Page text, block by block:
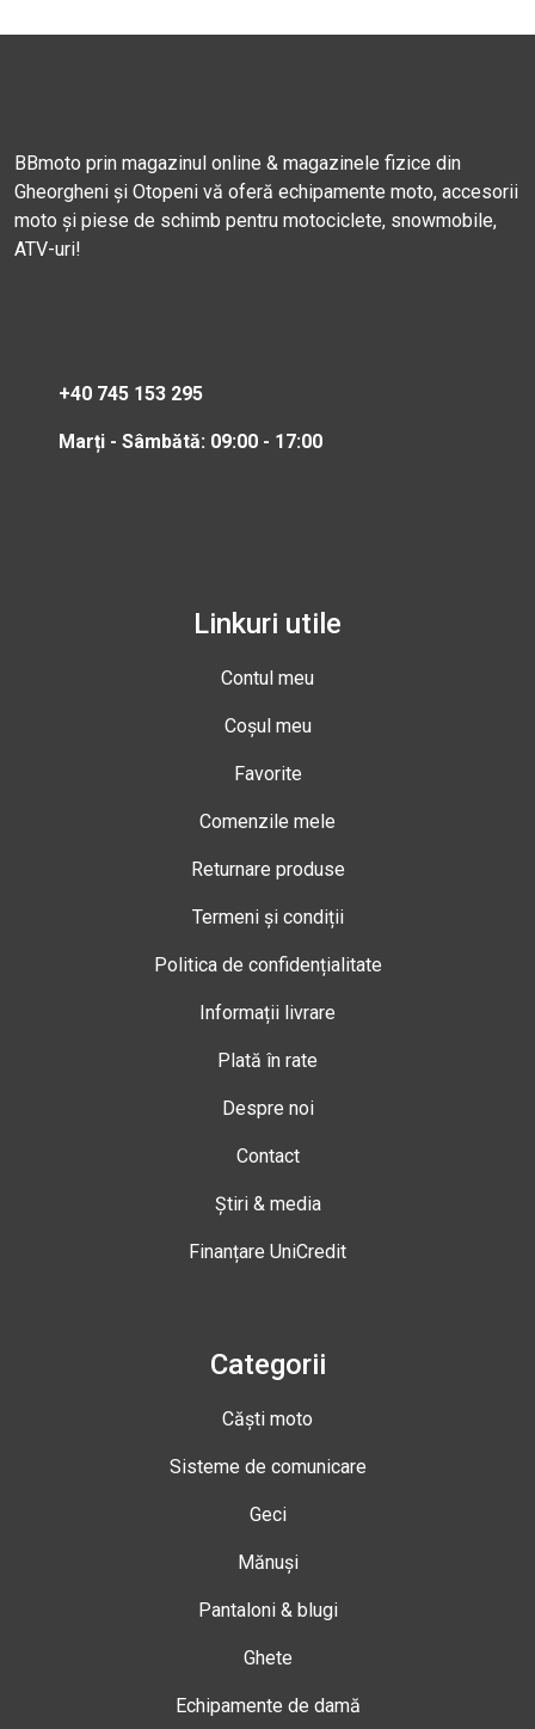
BBmoto prin magazinul online & magazinele fizice din
Gheorgheni și Otopeni vă oferă echipamente moto, accesorii
moto și piese de schimb pentru motociclete, snowmobile,
ATV-uri!
+40 745 153 295
Marți - Sâmbătă: 09:00 - 17:00
Linkuri utile
Contul meu
Coșul meu
Favorite
Comenzile mele
Returnare produse
Termeni și condiții
Politica de confidențialitate
Informații livrare
Plată în rate
Despre noi
Contact
Știri & media
Finanțare UniCredit
Categorii
Căști moto
Sisteme de comunicare
Geci
Mănuși
Pantaloni & blugi
Ghete
Echipamente de damă